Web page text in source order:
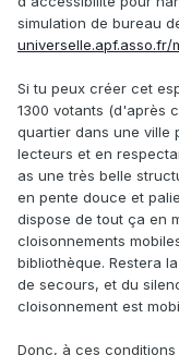
simulation de bureau
universelle.apf.asso.fr/
Si tu peux créer cet
1300 votants (d'après
quartier dans une ville
lecteurs et en
as une très belle
en pente douce et
dispose de tout ça en
cloisonnements
bibliothèque. Restera
de secours, et du
cloisonnement est
Donc, à ces